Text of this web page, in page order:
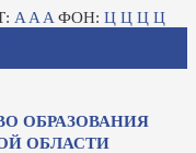
A A A ФОН: Ц Ц Ц Ц
ОБРАЗОВАНИЯ
ОБЛАСТИ